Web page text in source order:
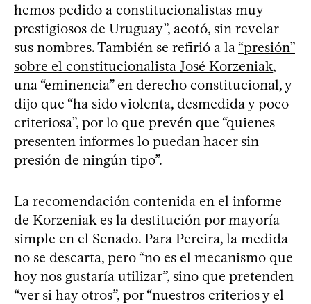
hemos pedido a constitucionalistas muy
prestigiosos de Uruguay”, acotó, sin revelar
sus nombres. También se refirió a la “presión”
sobre el constitucionalista José Korzeniak,
una “eminencia” en derecho constitucional, y
dijo que “ha sido violenta, desmedida y poco
criteriosa”, por lo que prevén que “quienes
presenten informes lo puedan hacer sin
presión de ningún tipo”.
La recomendación contenida en el informe
de Korzeniak es la destitución por mayoría
simple en el Senado. Para Pereira, la medida
no se descarta, pero “no es el mecanismo que
hoy nos gustaría utilizar”, sino que pretenden
“ver si hay otros”, por “nuestros criterios y el